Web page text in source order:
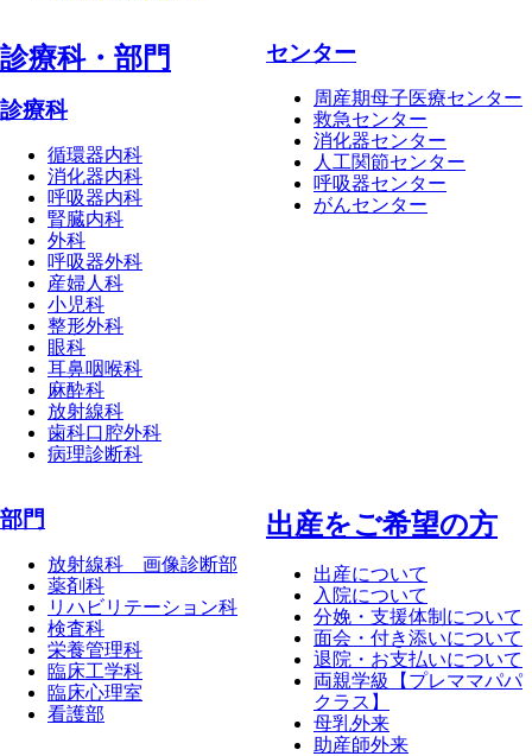
診療科・部⾨
診療科
循環器内科
消化器内科
呼吸器内科
腎臓内科
外科
呼吸器外科
産婦人科
小児科
整形外科
眼科
耳鼻咽喉科
麻酔科
放射線科
歯科口腔外科
病理診断科
センター
周産期母子医療センター
救急センター
消化器センター
人工関節センター
呼吸器センター
がんセンター
部門
放射線科 画像診断部
薬剤科
リハビリテーション科
検査科
栄養管理科
臨床工学科
臨床心理室
看護部
出産をご希望の方
出産について
入院について
分娩・支援体制について
面会・付き添いについて
退院・お支払いについて
両親学級【プレママパパ
クラス】
母乳外来
助産師外来